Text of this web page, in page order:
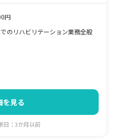
円
のリハビリテーション業務全般
を見る
日：3か月以前